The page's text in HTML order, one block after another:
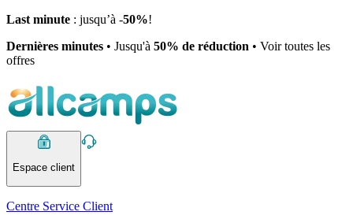
Last minute : jusqu’à -50%!
Dernières minutes • Jusqu'à 50% de réduction • Voir toutes les
offres
Espace client
Centre Service Client